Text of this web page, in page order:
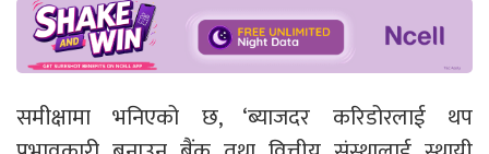
समीक्षामा भनिएको छ, ‘ब्याजदर करिडोरलाई थप